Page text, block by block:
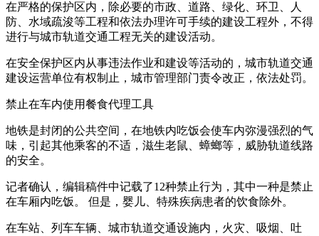
在严格的保护区内，除必要的市政、道路、绿化、环卫、人
防、水域疏浚等工程和依法办理许可手续的建设工程外，不得
进行与城市轨道交通工程无关的建设活动。
在安全保护区内从事违法作业和建设等活动的，城市轨道交通
建设运营单位有权制止，城市管理部门责令改正，依法处罚。
禁止在车内使用餐食代理工具
地铁是封闭的公共空间，在地铁内吃饭会使车内弥漫强烈的气
味，引起其他乘客的不适，滋生老鼠、蟑螂等，威胁轨道线路
的安全。
记者确认，编辑稿件中记载了12种禁止行为，其中一种是禁止
在车厢内吃饭。 但是，婴儿、特殊疾病患者的饮食除外。
在车站、列车车辆、城市轨道交通设施内，火灾、吸烟、吐